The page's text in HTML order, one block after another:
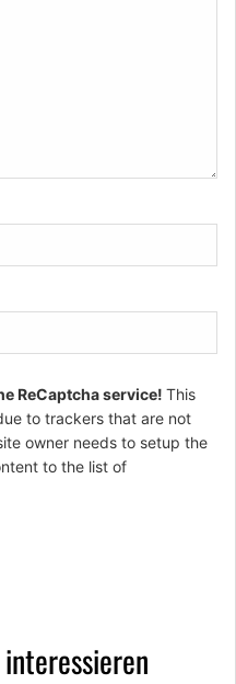
ReCaptcha service! This
to trackers that are not
owner needs to setup the
to the list of